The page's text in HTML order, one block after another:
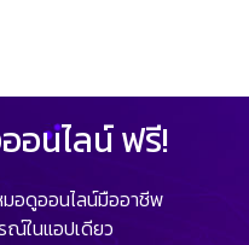
อนไลน์ ฟรี!
อดูออนไลน์มืออาชีพ
ในแอปเดียว